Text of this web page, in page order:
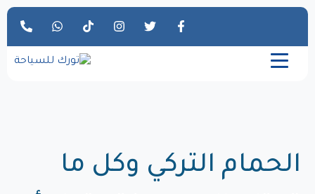
الحمام التركي وكل ما